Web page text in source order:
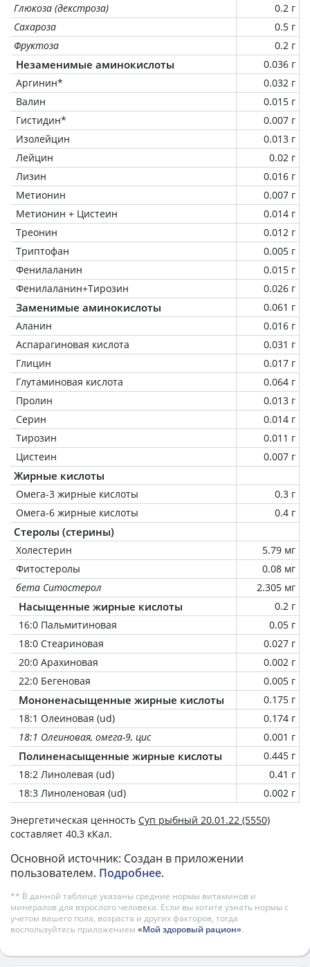
Глюкоза (декстроза)
0.2 г
Сахароза
0.5 г
Фруктоза
0.2 г
Незаменимые аминокислоты
0.036 г
Аргинин*
0.032 г
Валин
0.015 г
Гистидин*
0.007 г
Изолейцин
0.013 г
Лейцин
0.02 г
Лизин
0.016 г
Метионин
0.007 г
Метионин + Цистеин
0.014 г
Треонин
0.012 г
Триптофан
0.005 г
Фенилаланин
0.015 г
Фенилаланин+Тирозин
0.026 г
Заменимые аминокислоты
0.061 г
Аланин
0.016 г
Аспарагиновая кислота
0.031 г
Глицин
0.017 г
Глутаминовая кислота
0.064 г
Пролин
0.013 г
Серин
0.014 г
Тирозин
0.011 г
Цистеин
0.007 г
Жирные кислоты
Омега-3 жирные кислоты
0.3 г
Омега-6 жирные кислоты
0.4 г
Стеролы (стерины)
Холестерин
5.79 мг
Фитостеролы
0.08 мг
бета Ситостерол
2.305 мг
Насыщенные жирные кислоты
0.2 г
16:0 Пальмитиновая
0.05 г
18:0 Стеариновая
0.027 г
20:0 Арахиновая
0.002 г
22:0 Бегеновая
0.005 г
Мононенасыщенные жирные кислоты
0.175 г
18:1 Олеиновая (ud)
0.174 г
18:1 Олеиновая, омега-9, цис
0.001 г
Полиненасыщенные жирные кислоты
0.445 г
18:2 Линолевая (ud)
0.41 г
18:3 Линоленовая (ud)
0.002 г
Энергетическая ценность Суп рыбный 20.01.22 (5550)
составляет 40,3 кКал.
Основной источник: Создан в приложении
пользователем. Подробнее.
** В данной таблице указаны средние нормы витаминов и
минералов для взрослого человека. Если вы хотите узнать нормы с
учетом вашего пола, возраста и других факторов, тогда
воспользуйтесь приложением «Мой здоровый рацион».